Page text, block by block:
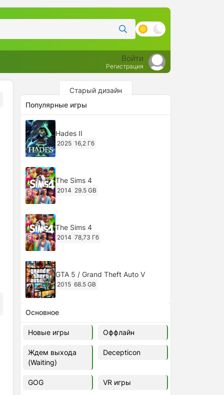
Войти
Регистрация
Старый дизайн
Популярные игры
Hades II
2025 16,2 Гб
The Sims 4
2014 29.5 GB
The Sims 4
2014 78,73 Гб
GTA 5 / Grand Theft Auto V
2015 68.5 GB
Ghost of Tsushima: Director's Cut
v.1053.8.1023.1614 [RePack
Decepticon] (2024)
2024
Cyberpunk 2077
49.4 GB
Основное
Новые игры Оффлайн
Ждем выхода
(Waiting)
Decepticon
GOG VR игры